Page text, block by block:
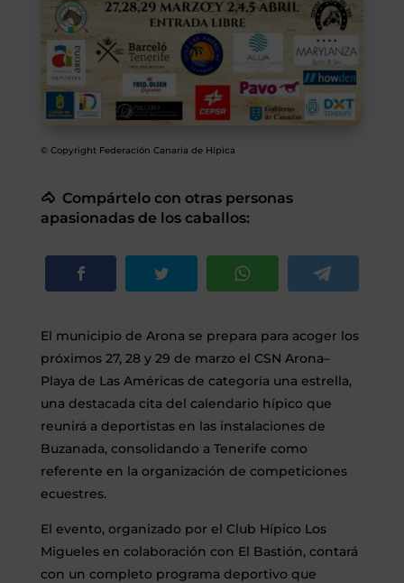
Gran Canaria
928 366 908 //
mcarmensecretaria@federacioncanariadehipica.com
 620 019 666
Tenerife
922 256 601
© Copyright Federación Canaria de Hípica
🐴 Compártelo con otras personas
apasionadas de los caballos:
El municipio de Arona se prepara para acoger los
próximos 27, 28 y 29 de marzo el CSN Arona–
Playa de Las Américas de categoría una estrella,
una destacada cita del calendario hípico que
reunirá a deportistas en las instalaciones de
Buzanada, consolidando a Tenerife como
referente en la organización de competiciones
ecuestres.
El evento, organizado por el Club Hípico Los
Migueles en colaboración con El Bastión, contará
con un completo programa deportivo que